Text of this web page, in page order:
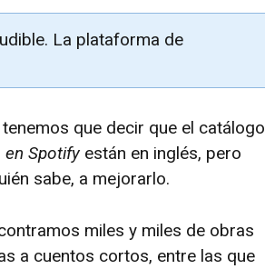
La plataforma de
tenemos que decir que el catálogo
en Spotify están en inglés, pero
sabe, a mejorarlo.
miles y miles de obras
a cuentos cortos, entre las que